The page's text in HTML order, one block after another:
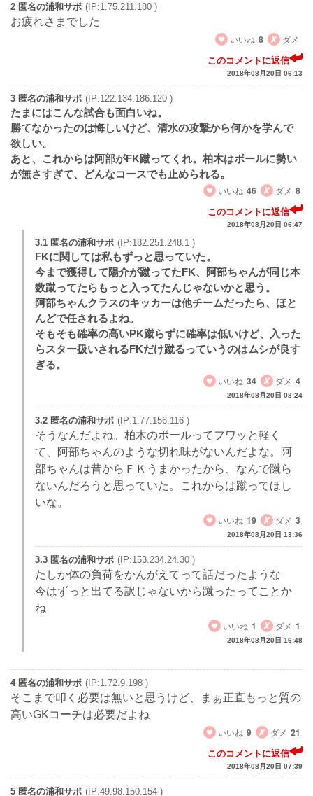
2 匿名の浦和サポ (IP:1.75.211.180 )
お疲れさまでした
いいね 8 ダメ
このコメントに返信
2018年08月20日 06:13
3 匿名の浦和サポ (IP:122.134.186.120 )
たまにはこんな試合も面白いね。
勝てなかったのは悔しいけど、清水の攻撃から何かを学んで
欲しい。
あと、これからは阿部がFK蹴ってくれ。柏木はボールに勢い
が無さすぎて、どんなコースでも止められる。
いいね 46 ダメ 8
このコメントに返信
2018年08月20日 06:47
3.1 匿名の浦和サポ (IP:182.251.248.1 )
FKに関しては私もずっと思っていた。
今まで獲得して陽介が蹴ってたFK、阿部ちゃんが同じ本
数蹴ってたらもっと入ってたんじゃないかと思う。
阿部ちゃんクラスのキッカーは他チームだったら、ほと
んどで任されるよね。
そもそも確率の高いPK蹴らずに確率は低いけど、入った
らスター扱いされるFKだけ蹴るっていうのはムシが良す
ぎる。
いいね 34 ダメ 4
2018年08月20日 08:24
3.2 匿名の浦和サポ (IP:1.77.156.116 )
そうなんだよね。柏木のボールってフワッと軽く
て、阿部ちゃんのような切れ味がないんだよな。阿
部ちゃんは昔からＦＫうまかったから、なんで蹴ら
ないんだろうと思っていた。これからは蹴ってほし
いな。
いいね 19 ダメ 3
2018年08月20日 13:36
3.3 匿名の浦和サポ (IP:153.234.24.30 )
たしか体の負荷をかんがえてって話だったような
今はずっと出てる訳じゃないから蹴ったってことか
ね
いいね 1 ダメ 1
2018年08月20日 16:48
4 匿名の浦和サポ (IP:1.72.9.198 )
そこまで叩く必要は無いと思うけど、まぁ正直もっと質の
高いGKコーチは必要だよね
いいね 9 ダメ 21
このコメントに返信
2018年08月20日 07:39
5 匿名の浦和サポ (IP:49.98.150.154 )